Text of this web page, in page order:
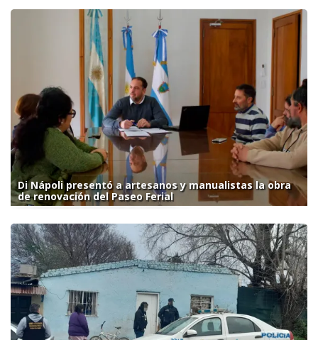
Di Nápoli presentó a artesanos y manualistas la obra
de renovación del Paseo Ferial